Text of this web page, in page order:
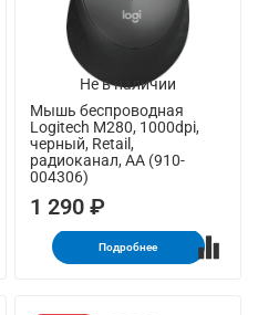
Не в наличии
Мышь беспроводная
Logitech M280, 1000dpi,
черный, Retail,
радиоканал, AA (910-
004306)
1 290 ₽
Подробнее